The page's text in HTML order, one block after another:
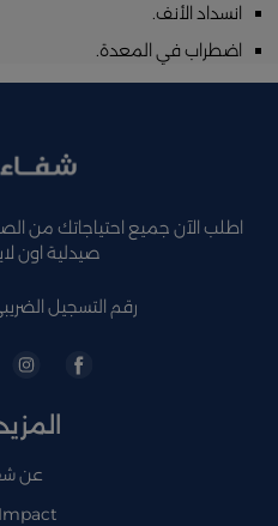
انسداد الأنف.
اضطراب في المعدة.
اطلب الآن جميع احتياجاتك من
صيدلية اون
رقم التسجيل الضريبي: 718-
عن